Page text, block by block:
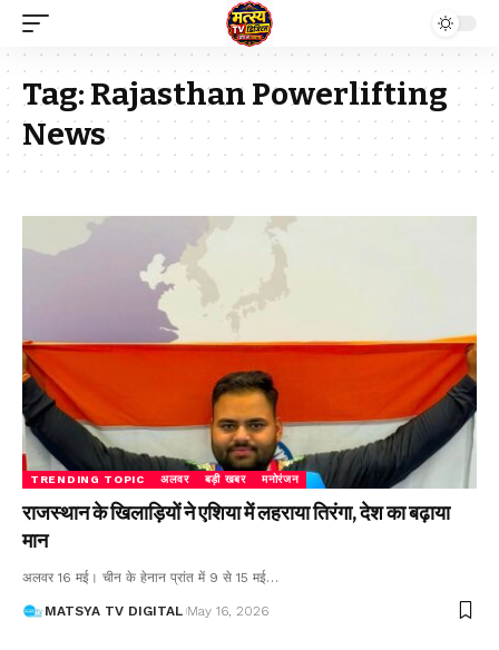
Tag:Rajasthan Powerlifting
News
TRENDING TOPIC अलवर बड़ी खबर मनोरंजन
राजस्थान के खिलाड़ियों ने एशिया में लहराया तिरंगा, देश का बढ़ाया
मान
अलवर 16 मई। चीन के हेनान प्रांत में 9 से 15 मई…
MATSYA TV DIGITAL May 16, 2026